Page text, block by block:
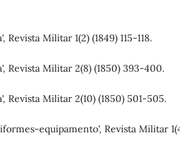
Militar 1(2) (1849) 115-118.
Revista Militar 2(8) (1850) 393-400.
Revista Militar 2(10) (1850) 501-505.
equipamento', Revista Militar